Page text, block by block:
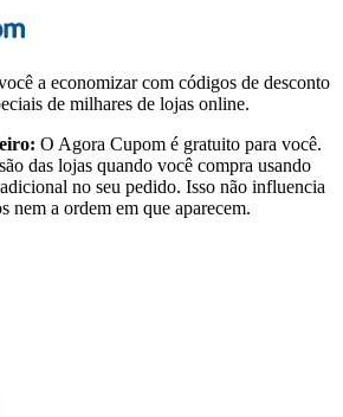
a economizar com códigos de desconto
de milhares de lojas online.
O Agora Cupom é gratuito para você.
das lojas quando você compra usando
no seu pedido. Isso não influencia
nem a ordem em que aparecem.